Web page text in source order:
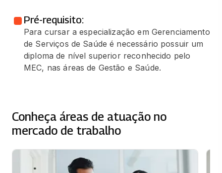
Pré-requisito:
Para cursar a especialização em Gerenciamento
de Serviços de Saúde é necessário possuir um
diploma de nível superior reconhecido pelo
MEC, nas áreas de Gestão e Saúde.
Conheça áreas de atuação no
mercado de trabalho